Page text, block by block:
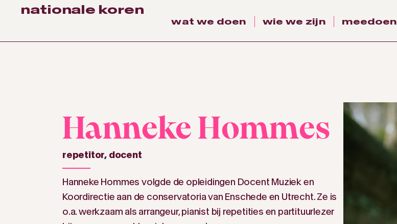
nationale koren
wat we doen wie we zijn meedoen
Hanneke Hommes
repetitor, docent
Hanneke Hommes volgde de opleidingen Docent Muziek en
Koordirectie aan de conservatoria van Enschede en Utrecht. Ze is
o.a. werkzaam als arrangeur, pianist bij repetities en partituurlezer